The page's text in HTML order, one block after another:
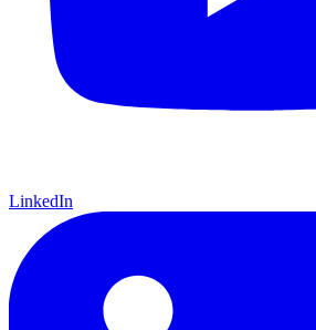
LinkedIn